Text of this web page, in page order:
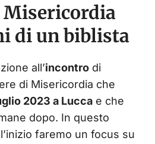
Misericordia
di un biblista
all’incontro di
di Misericordia che
2023 a Lucca e che
dopo. In questo
faremo un focus su